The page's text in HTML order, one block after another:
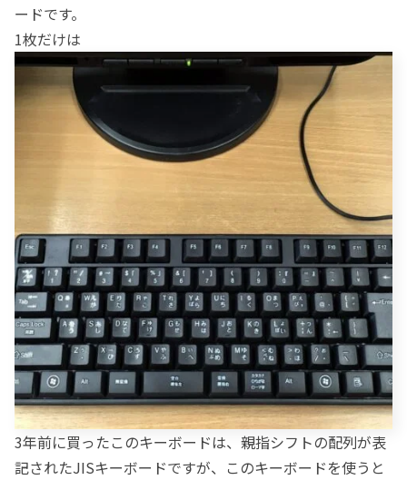
ードです。
1枚だけは
3年前に買ったこのキーボードは、親指シフトの配列が表
記されたJISキーボードですが、このキーボードを使うと